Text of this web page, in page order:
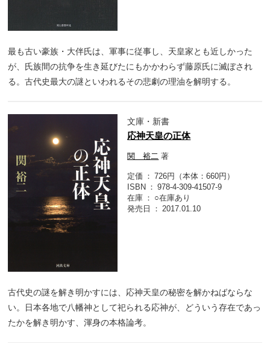
最も古い豪族・大伴氏は、軍事に従事し、天皇家とも近しかった
が、氏族間の抗争を生き延びたにもかかわらず藤原氏に滅ぼされ
る。古代史最大の謎といわれるその悲劇の理油を解明する。
文庫・新書
応神天皇の正体
関 裕二 著
定価
726円（本体：660円）
ISBN
978-4-309-41507-9
在庫
○在庫あり
発売日
2017.01.10
古代史の謎を解き明かすには、応神天皇の秘密を解かねばならな
い。日本各地で八幡神として祀られる応神が、どういう存在であっ
たかを解き明かす、渾身の本格論考。